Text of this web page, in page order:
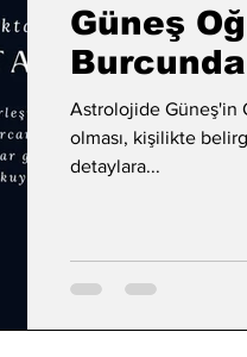
Güneş
Burcunda
Astrolojide Güneş'in Oğlak
olması, kişilikte
detaylara...